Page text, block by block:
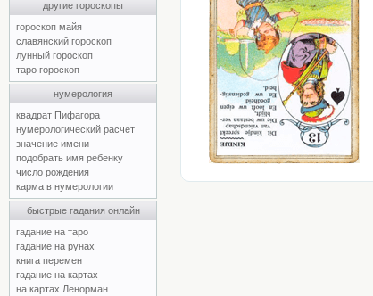
другие гороскопы
гороскоп майя
славянский гороскоп
лунный гороскоп
таро гороскоп
нумерология
квадрат Пифагора
нумерологический расчет
значение имени
подобрать имя ребенку
число рождения
карма в нумерологии
быстрые гадания онлайн
гадание на таро
гадание на рунах
книга перемен
гадание на картах
на картах Ленорман